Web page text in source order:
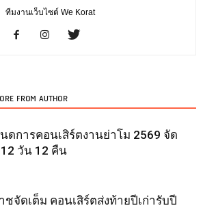
ทีมงานเว็บไซต์ We Korat
FROM AUTHOR
ดการคอนเสิร์ตงานย่าโม 2569 จัด
12 วัน 12 คืน
ชจัดเต็ม คอนเสิร์ตส่งท้ายปีเก่ารับปี